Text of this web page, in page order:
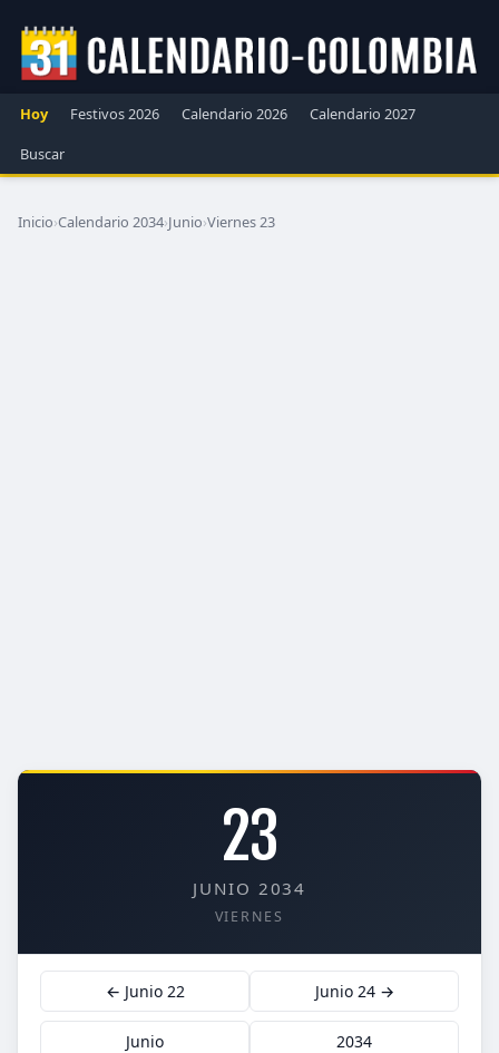
Hoy Festivos 2026 Calendario 2026
Calendario 2027
Buscar
Inicio›Calendario 2034›Junio›Viernes 23
23
JUNIO 2034
VIERNES
← Junio 22 Junio 24 →
Junio 2034